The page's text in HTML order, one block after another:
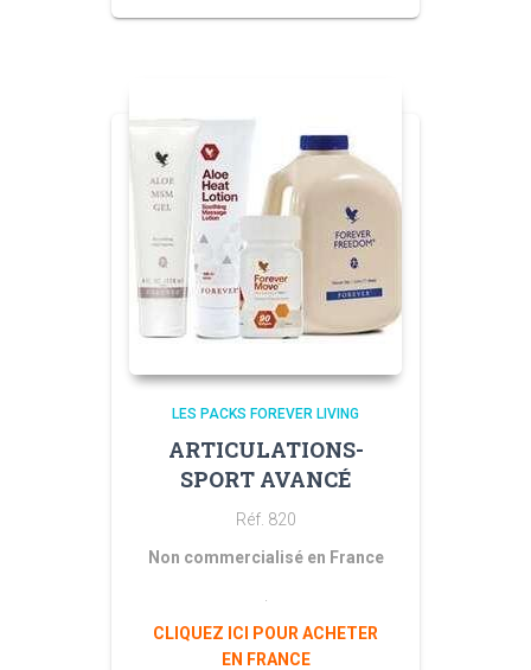
LES PACKS FOREVER LIVING
ARTICULATIONS-
SPORT AVANCÉ
Réf. 820
Non commercialisé en France
CLIQUEZ ICI POUR ACHETER
EN FRANCE